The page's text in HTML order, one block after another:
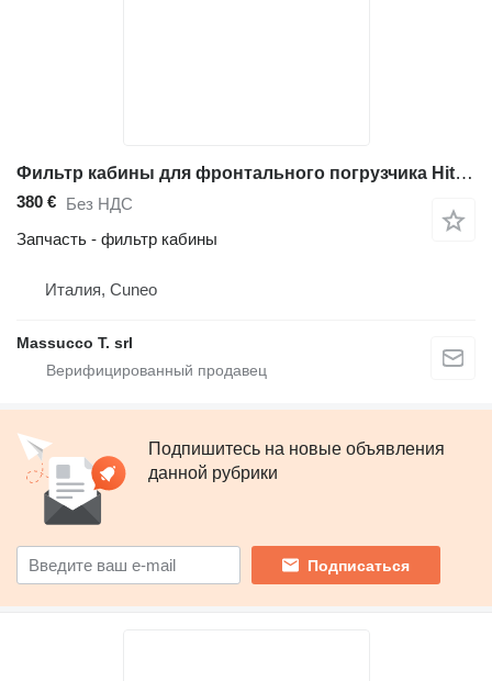
Фильтр кабины для фронтального погрузчика Hitachi ZW250
380 € Без НДС
Запчасть - фильтр кабины
Италия, Cuneo
Massucco T. srl
Подпишитесь на новые объявления
данной рубрики
Подписаться